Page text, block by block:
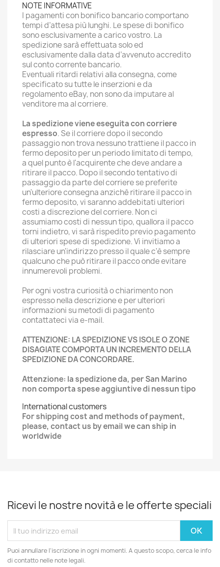
NOTE INFORMATIVE
I pagamenti con bonifico bancario comportano
tempi d’attesa più lunghi. Le spese di bonifico
sono esclusivamente a carico vostro. La
spedizione sarà effettuata solo ed
esclusivamente dalla data d’avvenuto accredito
sul conto corrente bancario.
Eventuali ritardi relativi alla consegna, come
specificato su tutte le inserzioni e da
regolamento eBay, non sono da imputare al
venditore ma al corriere.
La spedizione viene eseguita con corriere
espresso. Se il corriere dopo il secondo
passaggio non trova nessuno trattiene il pacco in
fermo deposito per un periodo limitato di tempo,
a quel punto è l'acquirente che deve andare a
ritirare il pacco. Dopo il secondo tentativo di
passaggio da parte del corriere se preferite
un'ulteriore consegna anzichè ritirare il pacco in
fermo deposito, vi saranno addebitati ulteriori
costi a discrezione del corriere. Non ci
assumiamo costi di nessun tipo, quallora il pacco
torni indietro, vi sarà rispedito previo pagamento
di ulteriori spese di spedizione. Vi invitiamo a
rilasciare un'indirizzo presso il quale c'è sempre
qualcuno che può ritirare il pacco onde evitare
innumerevoli problemi.
Per ogni vostra curiosità o chiarimento non
espresso nella descrizione e per ulteriori
informazioni su metodi di pagamento
contattateci via e-mail.
ATTENZIONE: LA SPEDIZIONE VS ISOLE O ZONE
DISAGIATE COMPORTA UN INCREMENTO DELLA
SPEDIZIONE DA CONCORDARE.
Attenzione: la spedizione da, per San Marino
non comporta spese aggiuntive di nessun tipo
International customers
For shipping cost and methods of payment,
please, contact us by email we can ship in
worldwide
Ricevi le nostre novità e le offerte speciali
Puoi annullare l'iscrizione in ogni momenti. A questo scopo, cerca le info
di contatto nelle note legali.